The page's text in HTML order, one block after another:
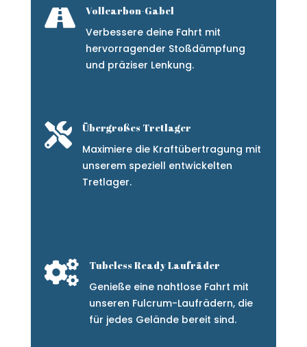
 Vollcarbon-Gabel
Verbessere deine Fahrt mit
hervorragender Stoßdämpfung
und präziser Lenkung.
 Übergroßes Tretlager
Maximiere die Kraftübertragung mit
unserem speziell entwickelten
Tretlager.
 Tubeless Ready Laufräder
Genieße eine nahtlose Fahrt mit
unseren Fulcrum-Laufrädern, die
für jedes Gelände bereit sind.